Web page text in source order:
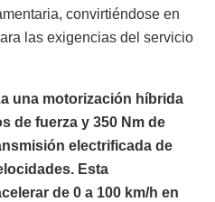
convirtiéndose en
las exigencias del servicio
una motorización híbrida
de fuerza y 350 Nm de
electrificada de
Esta
de 0 a 100 km/h en